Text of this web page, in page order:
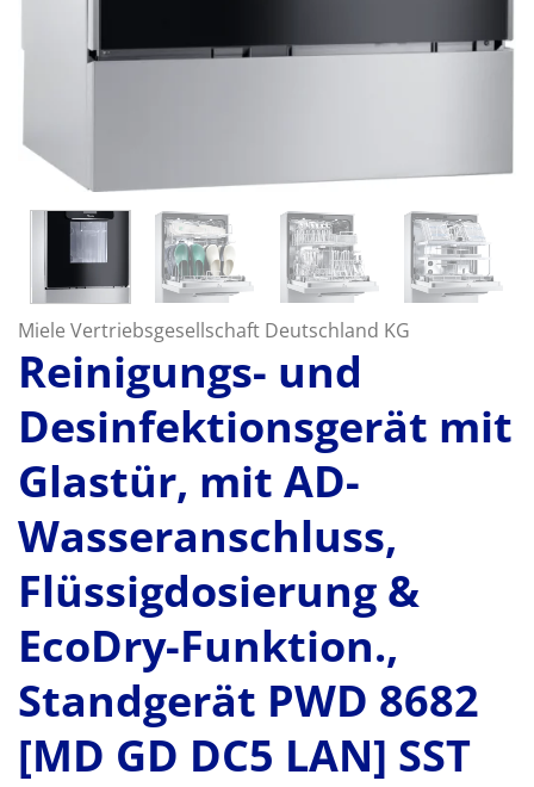
Miele Vertriebsgesellschaft Deutschland KG
Reinigungs- und
Desinfektionsgerät mit
Glastür, mit AD-
Wasseranschluss,
Flüssigdosierung &
EcoDry-Funktion.,
Standgerät PWD 8682
[MD GD DC5 LAN] SST